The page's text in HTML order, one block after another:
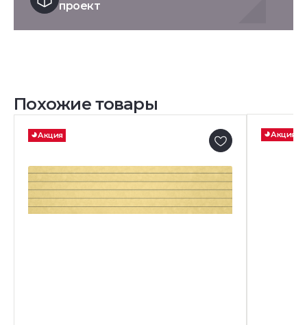
проект
Похожие товары
Акция Акция